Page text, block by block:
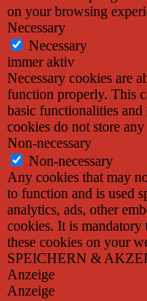
on your browsing
Necessary
Necessary
immer aktiv
Necessary cookies are
function properly. This
basic functionalities and
cookies do not store
Non-necessary
Non-necessary
Any cookies that may
to function and is used
analytics, ads, other
cookies. It is mandatory
these cookies on your
SPEICHERN &
Anzeige
Anzeige